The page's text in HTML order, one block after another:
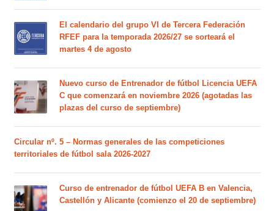
El calendario del grupo VI de Tercera Federación
RFEF para la temporada 2026/27 se sorteará el
martes 4 de agosto
Nuevo curso de Entrenador de fútbol Licencia UEFA
C que comenzará en noviembre 2026 (agotadas las
plazas del curso de septiembre)
Circular nº. 5 – Normas generales de las competiciones
territoriales de fútbol sala 2026-2027
Curso de entrenador de fútbol UEFA B en Valencia,
Castellón y Alicante (comienzo el 20 de septiembre)